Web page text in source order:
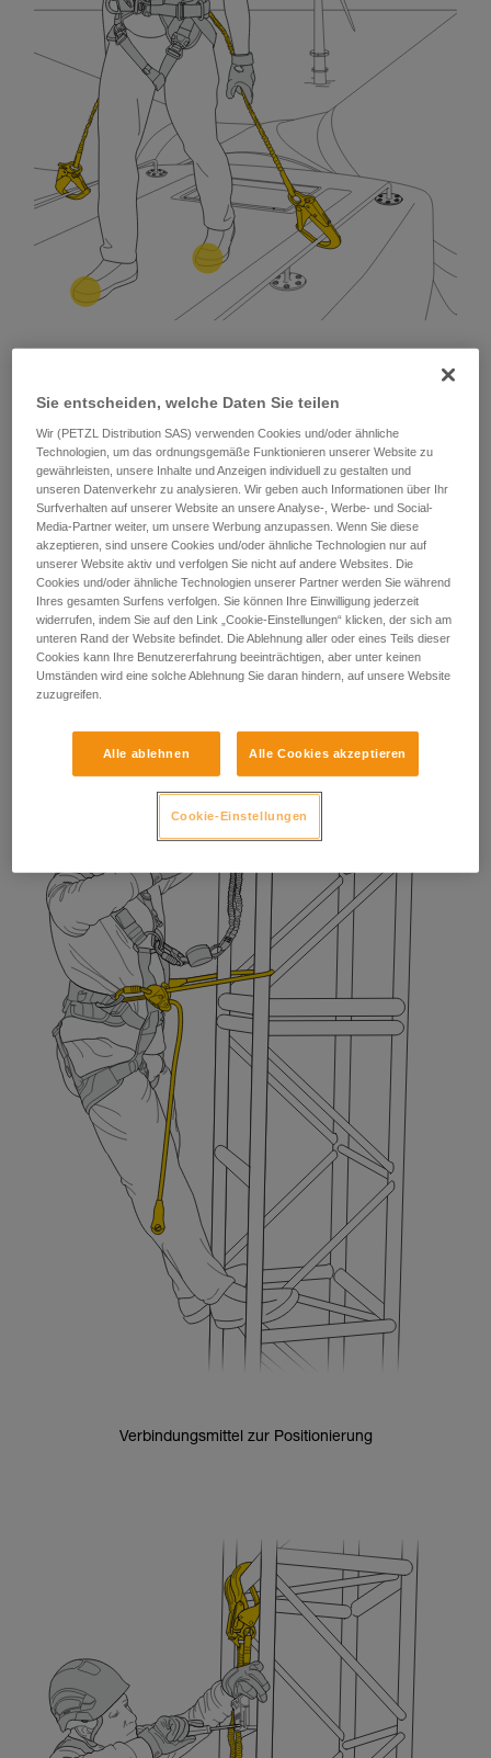
In anderen Fällen der Höhenarbeit kann das
einem Verbindungsmittel zur Positionierung verwendet
werden. Die anwendende Person wird vom
Verbindungsmittel zur Positionierung in einer stabilen und
bequemen Position gehalten. Das Verbindungsmittel zur
Absturzsicherung gewährleistet dabei, dass ein möglicher
Sturz während der Handhabung des Verbindungsmittel zur
Positionierung aufgefangen wird.
Verbindungsmittel zur Positionierung
Sie entscheiden, welche Daten Sie teilen
Wir (PETZL Distribution SAS) verwenden Cookies und/oder ähnliche
Technologien, um das ordnungsgemäße Funktionieren unserer Website zu
gewährleisten, unsere Inhalte und Anzeigen individuell zu gestalten und
unseren Datenverkehr zu analysieren. Wir geben auch Informationen über Ihr
Surfverhalten auf unserer Website an unsere Analyse-, Werbe- und Social-
Media-Partner weiter, um unsere Werbung anzupassen. Wenn Sie diese
akzeptieren, sind unsere Cookies und/oder ähnliche Technologien nur auf
unserer Website aktiv und verfolgen Sie nicht auf andere Websites. Die
Cookies und/oder ähnliche Technologien unserer Partner werden Sie während
Ihres gesamten Surfens verfolgen. Sie können Ihre Einwilligung jederzeit
widerrufen, indem Sie auf den Link „Cookie-Einstellungen“ klicken, der sich am
unteren Rand der Website befindet. Die Ablehnung aller oder eines Teils dieser
Cookies kann Ihre Benutzererfahrung beeinträchtigen, aber unter keinen
Umständen wird eine solche Ablehnung Sie daran hindern, auf unsere Website
zuzugreifen.
Alle ablehnen Alle Cookies akzeptieren
Cookie-Einstellungen